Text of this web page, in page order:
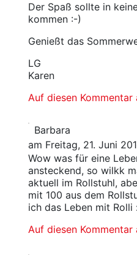
Der Spaß sollte in
kommen :-)
Genießt das
LG
Karen
Auf diesen
Barbara
am Freitag, 21. Juni
Wow was für eine
ansteckend, so wilkk
aktuell im Rollstuhl,
mit 100 aus dem
ich das Leben mit Rolli
Auf diesen